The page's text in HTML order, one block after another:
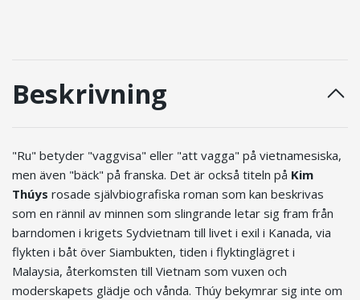
Beskrivning
"Ru" betyder "vaggvisa" eller "att vagga" på vietnamesiska,
men även "bäck" på franska. Det är också titeln på Kim
Thúys rosade självbiografiska roman som kan beskrivas
som en rännil av minnen som slingrande letar sig fram från
barndomen i krigets Sydvietnam till livet i exil i Kanada, via
flykten i båt över Siambukten, tiden i flyktinglägret i
Malaysia, återkomsten till Vietnam som vuxen och
moderskapets glädje och vånda. Thúy bekymrar sig inte om